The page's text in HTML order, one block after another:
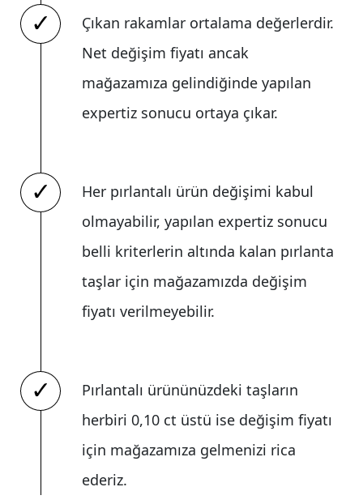
Çıkan rakamlar ortalama değerlerdir.
Net değişim fiyatı ancak
mağazamıza gelindiğinde yapılan
expertiz sonucu ortaya çıkar.
Her pırlantalı ürün değişimi kabul
olmayabilir, yapılan expertiz sonucu
belli kriterlerin altında kalan pırlanta
taşlar için mağazamızda değişim
fiyatı verilmeyebilir.
Pırlantalı ürününüzdeki taşların
herbiri 0,10 ct üstü ise değişim fiyatı
için mağazamıza gelmenizi rica
ederiz.